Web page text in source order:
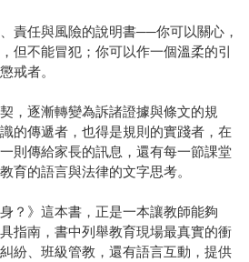
責任與風險的說明書──你可以關心，
但不能冒犯；你可以作一個溫柔的引
戒者。
，逐漸轉變為訴諸證據與條文的規
的傳遞者，也得是規則的實踐者，在
則傳給家長的訊息，還有每一節課堂
育的語言與法律的文字思考。
？》這本書，正是一本讓教師能夠
指南，書中列舉教育現場最真實的衝
紛、班級管教，還有語言互動，提供